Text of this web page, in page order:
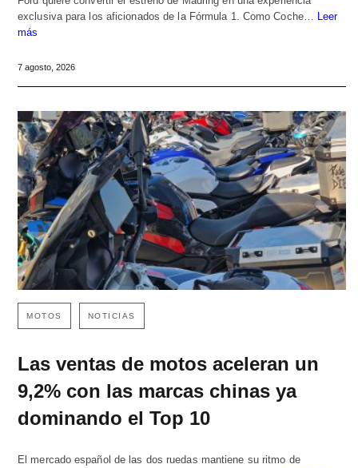
exclusiva para los aficionados de la Fórmula 1. Como Coche… Leer
más
7 agosto, 2026
MOTOS NOTICIAS
Las ventas de motos aceleran un
9,2% con las marcas chinas ya
dominando el Top 10
El mercado español de las dos ruedas mantiene su ritmo de